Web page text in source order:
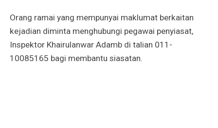
Orang ramai yang mempunyai maklumat berkaitan
kejadian diminta menghubungi pegawai penyiasat,
Inspektor Khairulanwar Adamb di talian 011-
10085165 bagi membantu siasatan.